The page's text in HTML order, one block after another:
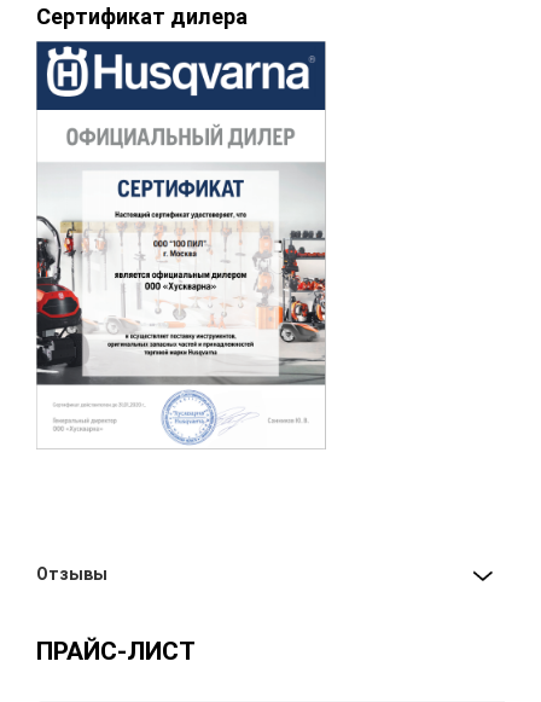
Сертификат дилера
Отзывы
ПРАЙС-ЛИСТ